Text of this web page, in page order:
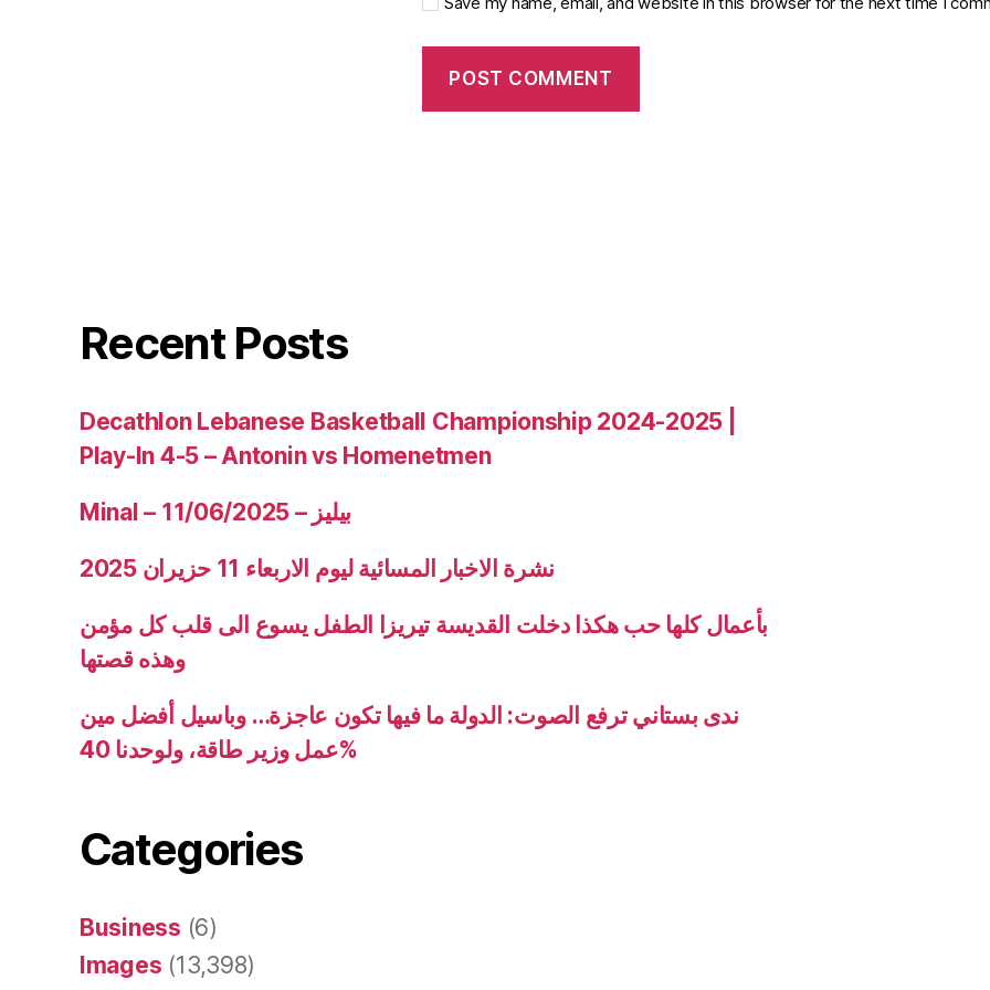
Recent Posts
Decathlon Lebanese Basketball Championship 2024-2025 |
Play-In 4-5 – Antonin vs Homenetmen
Minal – 11/06/2025 – بيليز
نشرة الاخبار المسائية ليوم الاربعاء 11 حزيران 2025
بأعمال كلها حب هكذا دخلت القديسة تيريزا الطفل يسوع الى قلب كل مؤمن
وهذه قصتها
ندى بستاني ترفع الصوت: الدولة ما فيها تكون عاجزة… وباسيل أفضل مين
عمل وزير طاقة، ولوحدنا 40%
Categories
Business (6)
Images (13,398)